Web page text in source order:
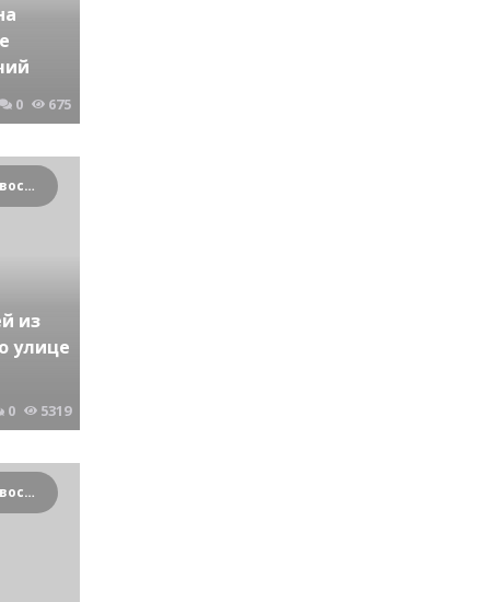
0 675
Криминальные новости Новосибирска и Сибирского региона
из
улице
0 5319
Криминальные новости Новосибирска и Сибирского региона